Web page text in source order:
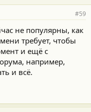
#59
не популярны, как
требует, чтобы
и ещё с
например,
и всё.